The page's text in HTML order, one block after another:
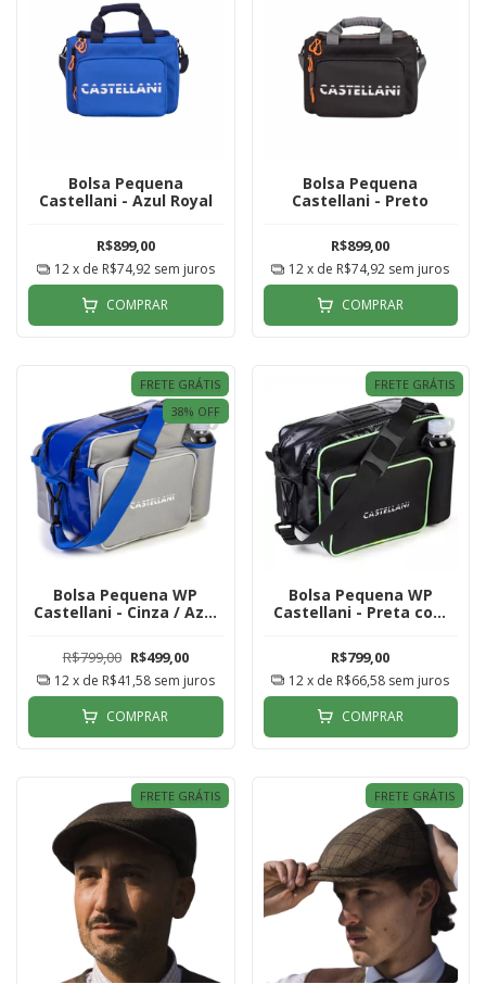
Bolsa Pequena
Castellani - Azul Royal
R$899,00
12x de R$74,92 sem juros
COMPRAR
Bolsa Pequena
Castellani - Preto
R$899,00
12x de R$74,92 sem juros
COMPRAR
FRETE GRÁTIS
38% OFF
Bolsa Pequena WP
Castellani - Cinza / Azul
R$799,00 R$499,00
12x de R$41,58 sem juros
COMPRAR
FRETE GRÁTIS
Bolsa Pequena WP
Castellani - Preta com
R$799,00
12x de R$66,58 sem juros
COMPRAR
FRETE GRÁTIS FRETE GRÁTIS